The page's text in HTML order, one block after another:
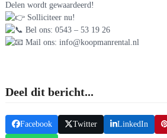
Delen wordt gewaardeerd!
Solliciteer nu!
Bel ons: 0543 – 53 19 26
Mail ons: info@koopmanrental.nl
Deel dit bericht...
Facebook Twitter LinkedIn